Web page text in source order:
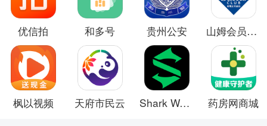
优信拍 和多号 贵州公安 山姆会员商店
枫以视频 天府市民云 Shark Wear 药房网商城